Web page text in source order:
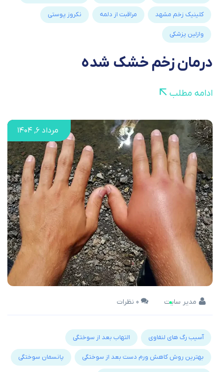
کلینیک زخم مشهد مراقبت از دلمه نکروز پوستی
وازلین پزشکی
درمان زخم خشک شده
ادامه مطلب
مرداد ۶, ۱۴۰۴
مدیر سایت
آسیب رگ های لنفاوی التهاب بعد از سوختگی
بهترین روش کاهش ورم دست بعد از سوختگی پانسمان سوختگی